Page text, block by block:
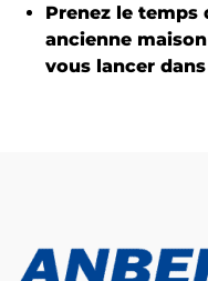
Prenez le temps
ancienne
vous lancer